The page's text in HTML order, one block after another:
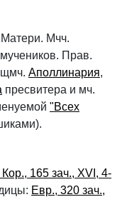
Мчч.
Прав.
Аполлинария,
пресвитера и мч.
"Всех
Кор., 165 зач., XVI, 4-
Евр., 320 зач.,